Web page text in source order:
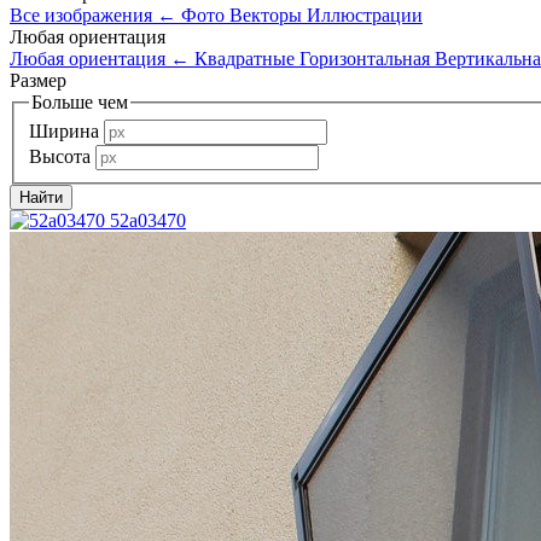
Все изображения ← Фото Векторы Иллюстрации
Любая ориентация
Любая ориентация ← Квадратные Горизонтальная
Размер
Больше чем
Ширина
Высота
52a03470